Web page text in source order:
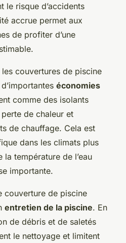
le risque d’accidents
accrue permet aux
de profiter d’une
couvertures de piscine
économies
comme des isolants
de chaleur et
de chauffage. Cela est
dans les climats plus
température de l’eau
importante.
couverture de piscine
entretien de la piscine. En
de débris et de saletés
le nettoyage et limitent